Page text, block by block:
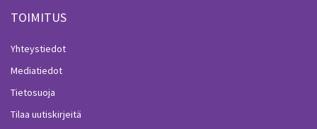
TOIMITUS
Yhteystiedot
Mediatiedot
Tietosuoja
Tilaa uutiskirjeitä